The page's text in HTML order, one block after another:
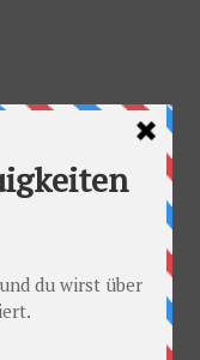
vorgestern unsere
Fahrt gab es die
available in the